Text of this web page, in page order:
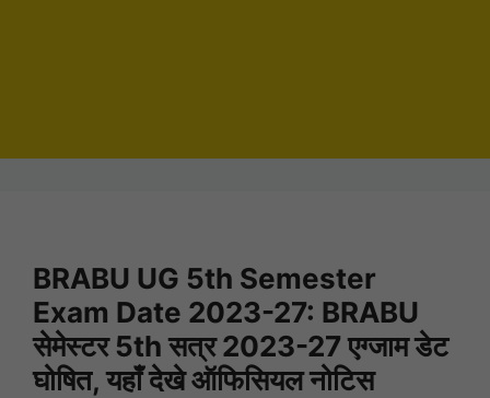
BRABU UG 5th Semester
Exam Date 2023-27: BRABU
सेमेस्टर 5th सत्र 2023-27 एग्जाम डेट
घोषित, यहाँ देखे ऑफिसियल नोटिस